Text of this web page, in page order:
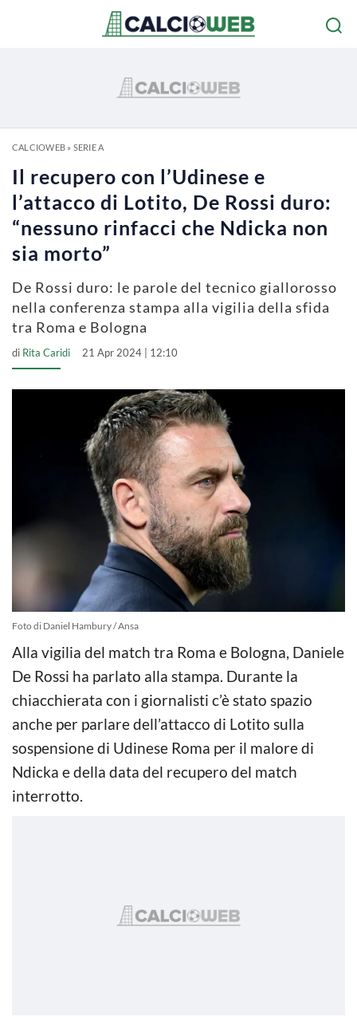
CALCIOWEB» SERIE A
Il recupero con l’Udinese e
l’attacco di Lotito, De Rossi duro:
“nessuno rinfacci che Ndicka non
sia morto”
De Rossi duro: le parole del tecnico giallorosso
nella conferenza stampa alla vigilia della sfida
tra Roma e Bologna
di Rita Caridi 21 Apr 2024 | 12:10
Foto di Daniel Hambury / Ansa
Alla vigilia del match tra Roma e Bologna, Daniele
De Rossi ha parlato alla stampa. Durante la
chiacchierata con i giornalisti c’è stato spazio
anche per parlare dell’attacco di Lotito sulla
sospensione di Udinese Roma per il malore di
Ndicka e della data del recupero del match
interrotto.